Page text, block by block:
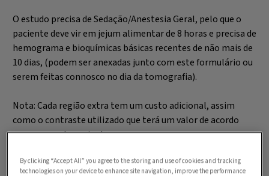
O estudo precisa de Sedação/Anestesia Geral, pelo que o
paciente deve vir em jejum alimentar de 8 horas e precisa de
hemograma e bioquímicas básicas recentes de não mais de
10 dias, (podem ser anexadas junto com este formulário ou
serem feitas connosco no dia da tomografia).
Nota: Cada região extra tem um custo adicional, assim
como o contraste utilizado que terá um valor de acordo
com o peso do paciente.
By clicking “Accept All” you agree to the storing and use of cookies and tracking
technologies on your device to enhance site navigation, improve the performance